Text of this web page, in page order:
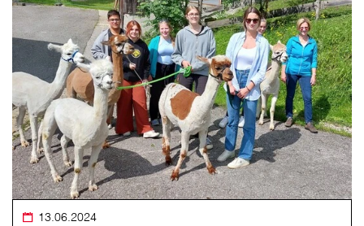
13.06.2024